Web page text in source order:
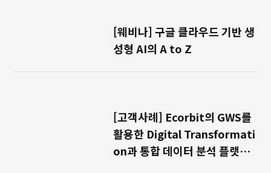
[웨비나] 구글 클라우드 기반 생
성형 AI의 A to Z
[고객사례] Ecorbit의 GWS를
활용한 Digital Transformati
on과 통합 데이터 분석 플랫폼